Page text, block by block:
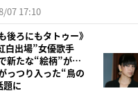
07 17:10
後ろにもタトゥー》
白出場”女優歌手
新たな“絵柄”が…
っつり入った“鳥の
題に